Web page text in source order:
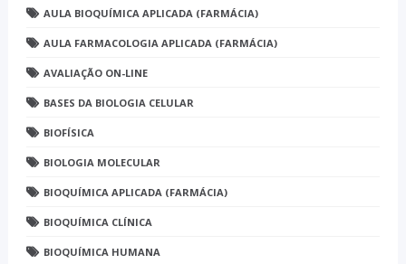
AULA BIOQUÍMICA APLICADA (FARMÁCIA)
AULA FARMACOLOGIA APLICADA (FARMÁCIA)
AVALIAÇÃO ON-LINE
BASES DA BIOLOGIA CELULAR
BIOFÍSICA
BIOLOGIA MOLECULAR
BIOQUÍMICA APLICADA (FARMÁCIA)
BIOQUÍMICA CLÍNICA
BIOQUÍMICA HUMANA